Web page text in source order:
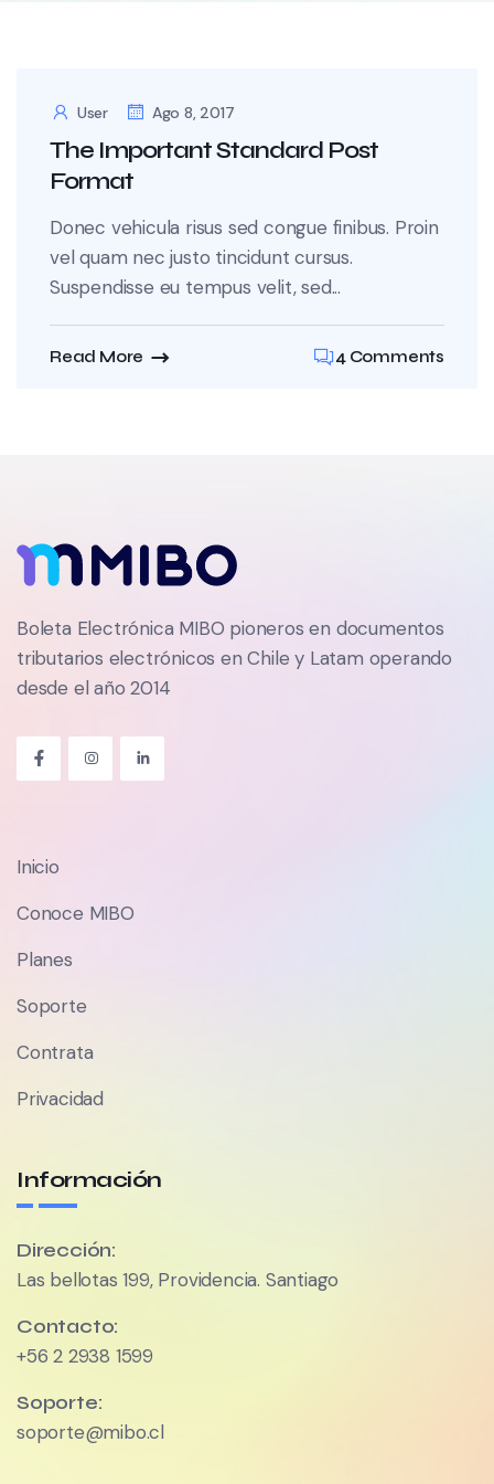
User Ago 8, 2017
The Important Standard Post
Format
Donec vehicula risus sed congue finibus. Proin
vel quam nec justo tincidunt cursus.
Suspendisse eu tempus velit, sed...
Read More 4 Comments
Boleta Electrónica MIBO pioneros en documentos
tributarios electrónicos en Chile y Latam operando
desde el año 2014
Inicio
Conoce MIBO
Planes
Soporte
Contrata
Privacidad
Información
Dirección:
Las bellotas 199, Providencia. Santiago
Contacto:
+56 2 2938 1599
Soporte:
soporte@mibo.cl